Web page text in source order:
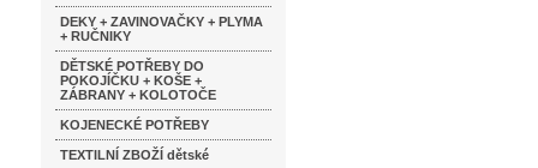
DEKY + ZAVINOVAČKY + PLYMA
+ RUČNIKY
DĚTSKÉ POTŘEBY DO
POKOJÍČKU + KOŠE +
ZÁBRANY + KOLOTOČE
KOJENECKÉ POTŘEBY
TEXTILNÍ ZBOŽÍ dětské